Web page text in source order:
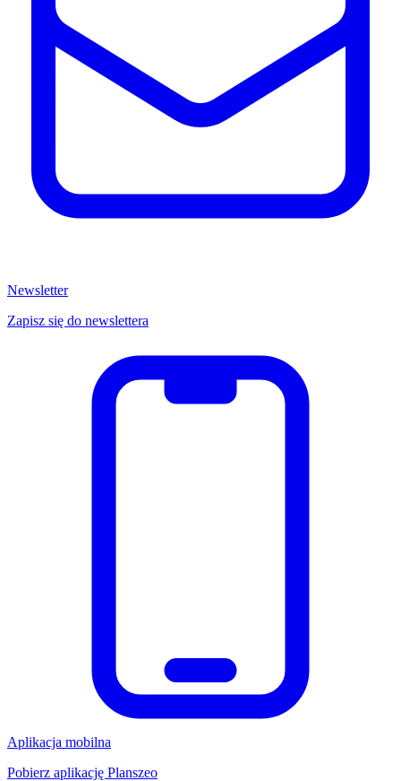
Newsletter
Zapisz się do newslettera
Aplikacja mobilna
Pobierz aplikację Planszeo